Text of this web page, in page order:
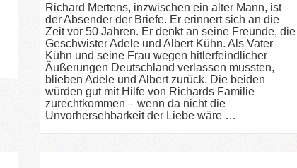
Richard Mertens, inzwischen ein alter Mann, ist
der Absender der Briefe. Er erinnert sich an die
Zeit vor 50 Jahren. Er denkt an seine Freunde, die
Geschwister Adele und Albert Kühn. Als Vater
Kühn und seine Frau wegen hitlerfeindlicher
Äußerungen Deutschland verlassen mussten,
blieben Adele und Albert zurück. Die beiden
würden gut mit Hilfe von Richards Familie
zurechtkommen – wenn da nicht die
Unvorhersehbarkeit der Liebe wäre …